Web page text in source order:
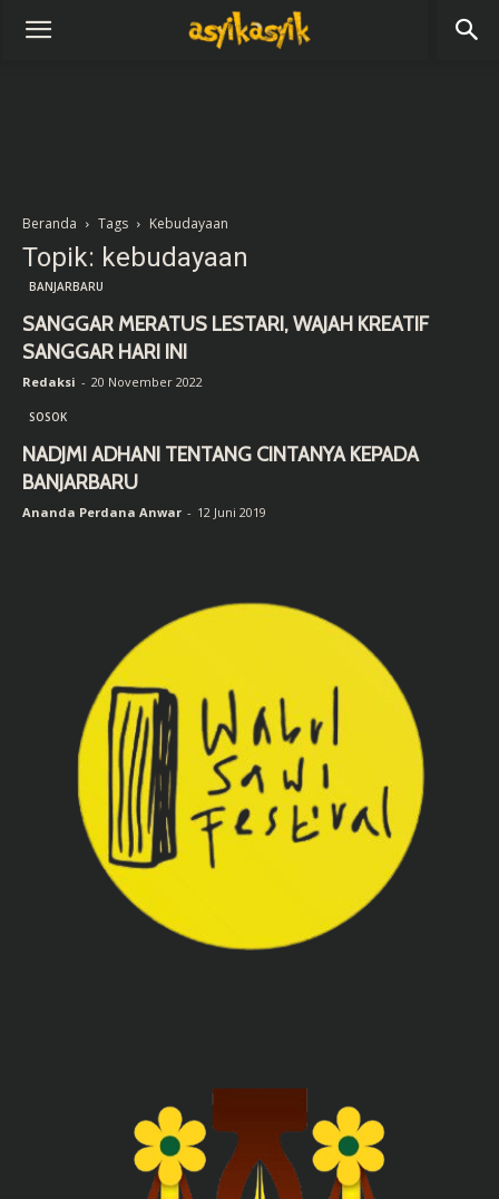
Beranda Tags Kebudayaan
Topik: kebudayaan
BANJARBARU
SANGGAR MERATUS LESTARI, WAJAH KREATIF
SANGGAR HARI INI
Redaksi - 20 November 2022
SOSOK
NADJMI ADHANI TENTANG CINTANYA KEPADA
BANJARBARU
Ananda Perdana Anwar - 12 Juni 2019